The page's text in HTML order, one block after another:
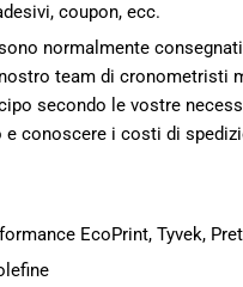
coupon, ecc.
normalmente
team di cronometristi
secondo le vostre
e conoscere i costi di
EcoPrint, Tyvek,